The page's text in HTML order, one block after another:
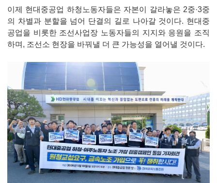
이제 현대중공업 하청노동자들은 자본이 갈라놓은 2중·3중
의 차별과 분할을 넘어 단결의 길로 나아갈 것이다. 현대중
공업을 비롯한 조선사업장 노동자들의 지지와 응원을 조직
하며, 조선소 현장을 바꿔낼 더 큰 가능성을 열어낼 것이다.